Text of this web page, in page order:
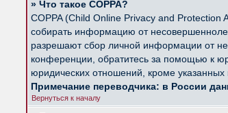
» Что такое COPPA?
COPPA (Child Online Privacy and Protection
собирать информацию от
разрешают сбор личной информации от
конференции, обратитесь за помощью к
юридических отношений, кроме указанных
Примечание переводчика: в России
Вернуться к началу